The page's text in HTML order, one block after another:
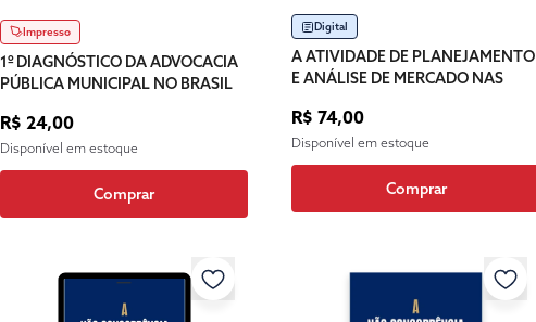
Impresso
1º DIAGNÓSTICO DA ADVOCACIA
PÚBLICA MUNICIPAL NO BRASIL
R$ 24,00
Disponível em estoque
Comprar
Digital
A ATIVIDADE DE PLANEJAMENTO
E ANÁLISE DE MERCADO NAS
GOVERNAMENTAIS
R$ 74,00
Disponível em estoque
Comprar